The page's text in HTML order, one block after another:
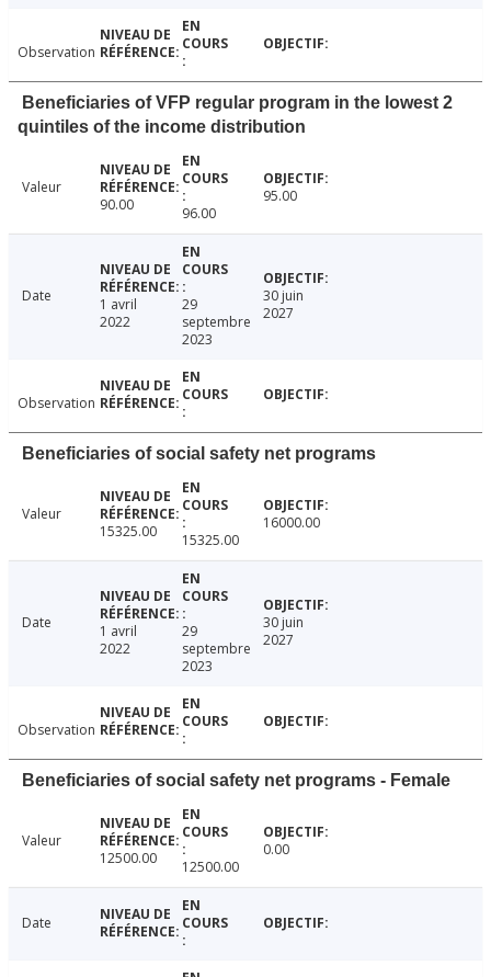
Observation
Beneficiaries of VFP regular program in the lowest 2
quintiles of the income distribution
Valeur
90.00
96.00
95.00
Date
1 avril
2022
29
septembre
2023
30 juin
2027
Observation
Beneficiaries of social safety net programs
Valeur
15325.00
15325.00
16000.00
Date
1 avril
2022
29
septembre
2023
30 juin
2027
Observation
Beneficiaries of social safety net programs - Female
Valeur
12500.00
12500.00
0.00
Date